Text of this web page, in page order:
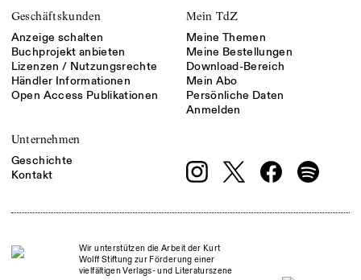
Geschäftskunden
Anzeige schalten
Buchprojekt anbieten
Lizenzen / Nutzungsrechte
Händler Informationen
Open Access Publikationen
Mein TdZ
Meine Themen
Meine Bestellungen
Download-Bereich
Mein Abo
Persönliche Daten
Anmelden
Unternehmen
Geschichte
Kontakt
Wir unterstützen die Arbeit der Kurt
Wolff Stiftung zur Förderung einer
vielfältigen Verlags- und Literaturszene